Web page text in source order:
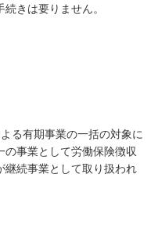
きは要りません。
る有期事業の一括の対象に
事業として労働保険徴収
継続事業として取り扱われ